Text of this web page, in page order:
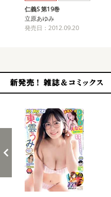
仁義S 第19巻
立原あゆみ
発売日：2012.09.20